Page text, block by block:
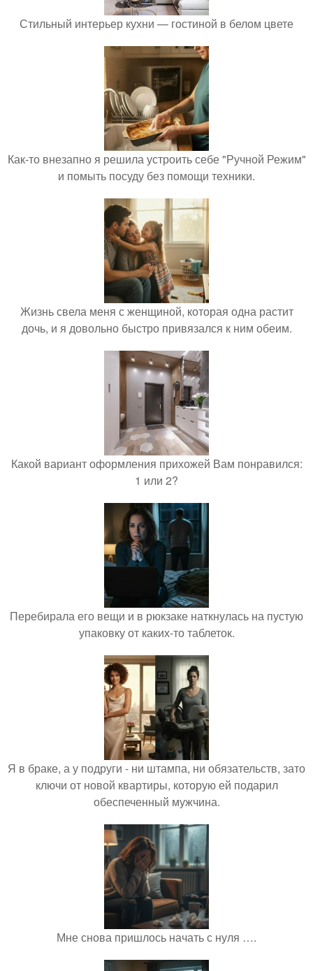
Стильный интерьер кухни — гостиной в белом цвете
Как-то внезапно я решила устроить себе "Ручной Режим"
и помыть посуду без помощи техники.
Жизнь свела меня с женщиной, которая одна растит
дочь, и я довольно быстро привязался к ним обеим.
Какой вариант оформления прихожей Вам понравился:
1 или 2?
Перебирала его вещи и в рюкзаке наткнулась на пустую
упаковку от каких-то таблеток.
Я в браке, а у подруги - ни штампа, ни обязательств, зато
ключи от новой квартиры, которую ей подарил
обеспеченный мужчина.
Мне снова пришлось начать с нуля ….